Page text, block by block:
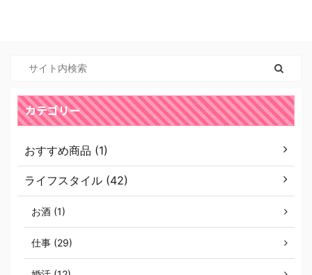
カテゴリー
おすすめ商品 (1)
ライフスタイル (42)
お酒 (1)
仕事 (29)